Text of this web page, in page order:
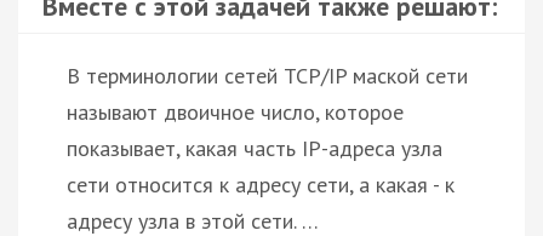
В терминологии сетей TCP/IP маской сети
называют двоичное число, которое
показывает, какая часть IP-адреса узла
сети относится к адресу сети, а какая - к
адресу узла в этой сети. …